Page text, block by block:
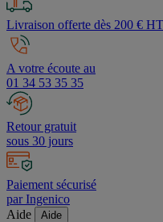
Livraison offerte dès 200 € HT
A votre écoute au
01 34 53 35 35
Retour gratuit
sous 30 jours
Paiement sécurisé
par Ingenico
Aide
Aide